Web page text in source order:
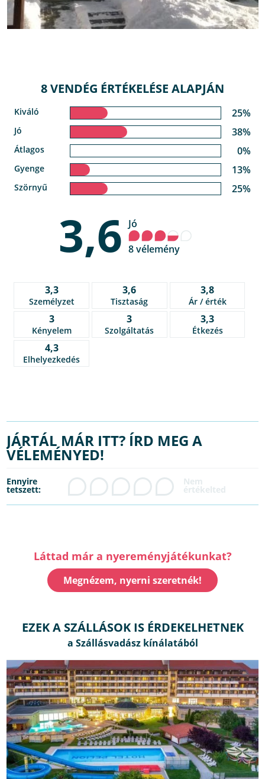
8 VENDÉG ÉRTÉKELÉSE ALAPJÁN
Kiváló 25%
Jó 38%
Átlagos 0%
Gyenge 13%
Szörnyű 25%
3,6 Jó
8 vélemény
3,3
Személyzet
3,6
Tisztaság
3,8
Ár / érték
3
Kényelem
3
Szolgáltatás
3,3
Étkezés
4,3
Elhelyezkedés
JÁRTÁL MÁR ITT? ÍRD MEG A
VÉLEMÉNYED!
Ennyire
tetszett:
Láttad már a nyereményjátékunkat?
Megnézem, nyerni szeretnék!
EZEK A SZÁLLÁSOK IS ÉRDEKELHETNEK